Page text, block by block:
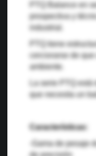
PTQ Balance en
prospectiva y
industrial.
PTQ tiene
cerciorarse de
ambiente.
La serie PTQ
que necesita un
Características:
-Gama de pesaje